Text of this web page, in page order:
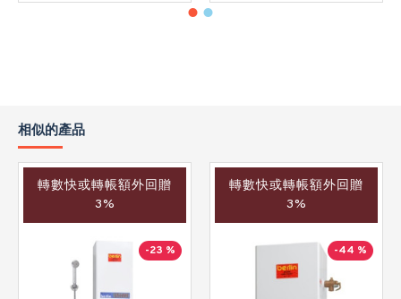
相似的產品
轉數快或轉帳額外回贈
3%
-23 %
轉數快或轉帳額外回贈
3%
-44 %